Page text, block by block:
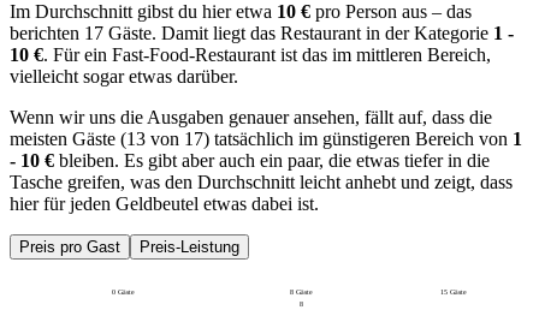
Im Durchschnitt gibst du hier etwa 10 € pro Person aus – das
berichten 17 Gäste. Damit liegt das Restaurant in der Kategorie 1 -
10 €. Für ein Fast-Food-Restaurant ist das im mittleren Bereich,
vielleicht sogar etwas darüber.
Wenn wir uns die Ausgaben genauer ansehen, fällt auf, dass die
meisten Gäste (13 von 17) tatsächlich im günstigeren Bereich von 1
- 10 € bleiben. Es gibt aber auch ein paar, die etwas tiefer in die
Tasche greifen, was den Durchschnitt leicht anhebt und zeigt, dass
hier für jeden Geldbeutel etwas dabei ist.
Preis pro Gast Preis-Leistung
0 Gäste 8 Gäste
15 Gäste
8